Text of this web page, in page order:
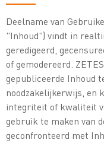
Deelname van
"Inhoud") vindt in
geredigeerd,
of gemodereerd.
gepubliceerde Inhoud
noodzakelijkerwijs, en
integriteit of kwaliteit
gebruik te maken van
geconfronteerd met